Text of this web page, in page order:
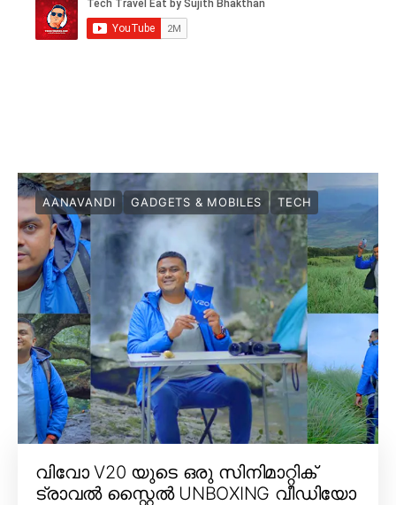
AANAVANDI GADGETS & MOBILES TECH
വിവോ V20 യുടെ ഒരു സിനിമാറ്റിക്
ട്രാവൽ സ്റ്റൈൽ UNBOXING വീഡിയോ